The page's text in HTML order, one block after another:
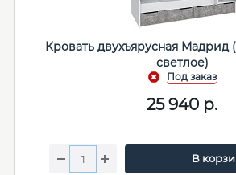
Кровать двухъярусная Мадрид
светлое)
25 940 р.
В